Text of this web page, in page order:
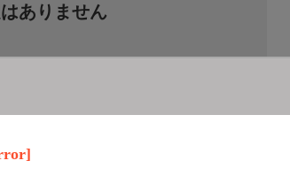
ありません